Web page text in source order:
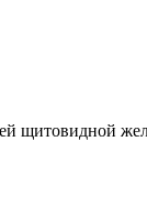
щитовидной